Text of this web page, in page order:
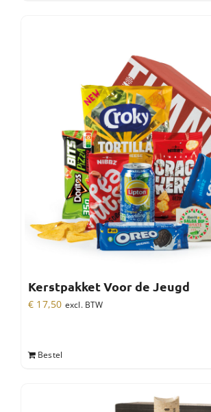
Kerstpakket Voor de Jeugd
€ 17,50 excl. BTW
Bestel